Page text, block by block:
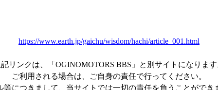
https://www.earth.jp/gaichu/wisdom/hachi/article_001.html
記リンクは、「OGINOMOTORS BBS」と別サイトになります
ご利用される場合は、ご自身の責任で行ってください。
等につきまして、当サイトでは一切の責任を負うことができ